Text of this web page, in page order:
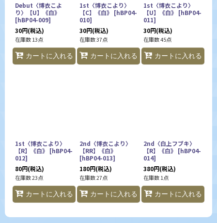
Debut〈博衣こよ
り〉【U】《白》
[hBP04-009]
30円(税込)
在庫数 13点
カートに入れる
1st〈博衣こより〉
【C】《白》 [hBP04-
010]
30円(税込)
在庫数 37点
カートに入れる
1st〈博衣こより〉
【U】《白》 [hBP04-
011]
30円(税込)
在庫数 45点
カートに入れる
1st〈博衣こより〉
【R】《白》 [hBP04-
012]
80円(税込)
在庫数 23点
カートに入れる
2nd〈博衣こより〉
【RR】《白》
[hBP04-013]
180円(税込)
在庫数 27点
カートに入れる
2nd〈白上フブキ〉
【R】《白》 [hBP04-
014]
380円(税込)
在庫数 1点
カートに入れる